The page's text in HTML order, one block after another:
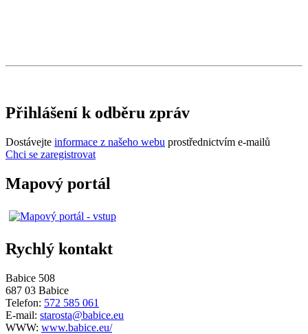
Přihlášení k odběru zpráv
Dostávejte informace z našeho webu prostřednictvím e-mailů
Chci se zaregistrovat
Mapový portál
Rychlý kontakt
Babice 508
687 03 Babice
Telefon: 572 585 061
E-mail: starosta@babice.eu
WWW: www.babice.eu/